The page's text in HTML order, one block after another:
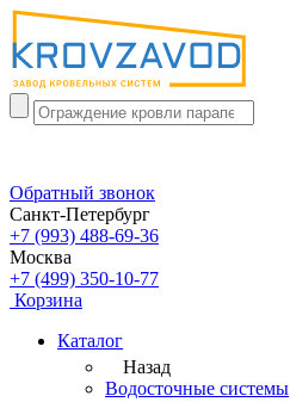
Обратный звонок
Санкт-Петербург
+7 (993) 488-69-36
Москва
+7 (499) 350-10-77
Корзина
Каталог
Назад
Водосточные системы